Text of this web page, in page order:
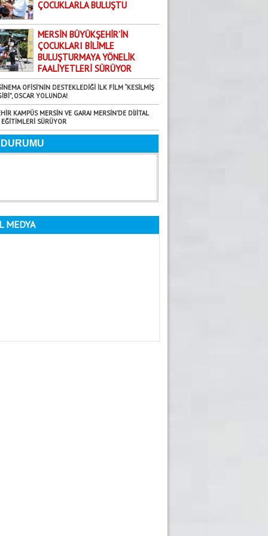
TARSUS’TA ZAZALAR BULUŞMASI
Harun Arslan
7.08.2026
MERSİN’DE “0SB ÖTESİ” BİR YER
Fatma Yardımcı
29.08.2025
Bir milletin kaderini çizen iki zafer!
Faruk Rifaioğlu
22.09.2025
BALTANIN… HANÇERİ KIRDIĞI O GÜN
Yaz Ayları Artık Bir Mevsim Değil; Uyarı
Gündoğdu Yıldırım
5.08.2026
ÇOCUKLARLA BULUŞTU
MERSİN BÜYÜKŞEHİR’İN
ÇOCUKLARI BİLİMLE
BULUŞTURMAYA YÖNELİK
FAALİYETLERİ SÜRÜYOR
OFİSİ’NİN DESTEKLEDİĞİ İLK FİLM “KESİLMİŞ
OSCAR YOLUNDA!
KAMPÜS MERSİN VE GARAJ MERSİN’DE DİJİTAL
SÜRÜYOR
MEDYA